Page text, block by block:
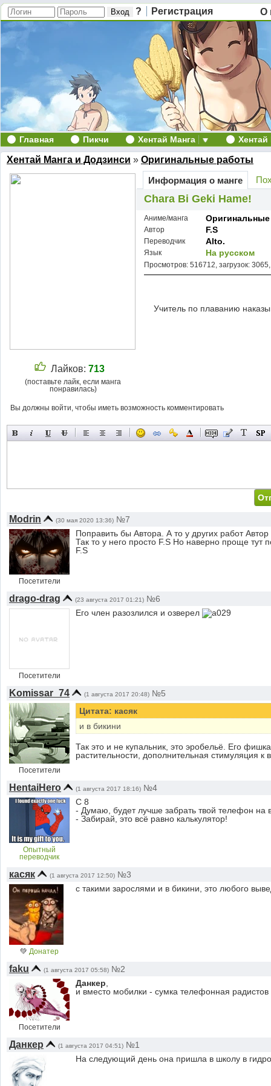
? Регистрация О
Главная Пикчи Хентай Манга
Хентай Манга и Додзинси » Оригинальные работы
Лайков: 713
(поставьте лайк, если манга
понравилась)
Информация о манге
Chara Bi Geki Hame!
Аниме/манга
Автор F.S
Переводчик Alto.
Язык На русском
Просмотров: 516712, загрузок:
Учитель по плаванию
Вы должны войти, чтобы иметь возможность комментировать
Modrin (30 мая 2020 13:36) №7
Посетители
Поправить бы Автора. А то у других работ
Так то у него просто F.S Но наверно проще тут
F.S
drago-drag (23 августа 2017 01:21) №6
Посетители
Его член разозлился и озверел
Komissar_74 (1 августа 2017 20:48) №5
Посетители
Цитата: касяк
и в бикини
Так это и не купальник, это эробельё. Его
растительности, дополнительная стимуляция к
HentaiHero (1 августа 2017 18:16) №4
Опытный
переводчик
С 8
- Думаю, будет лучше забрать твой телефон на
- Забирай, это всё равно калькулятор!
касяк (1 августа 2017 12:50) №3
💚 Донатер
с такими зарослями и в бикини, это любого
faku (1 августа 2017 05:58) №2
Посетители
Данкер
и вместо мобилки - сумка телефонная радистов
Данкер (1 августа 2017 04:51) №1
На следующий день она пришла в школу в